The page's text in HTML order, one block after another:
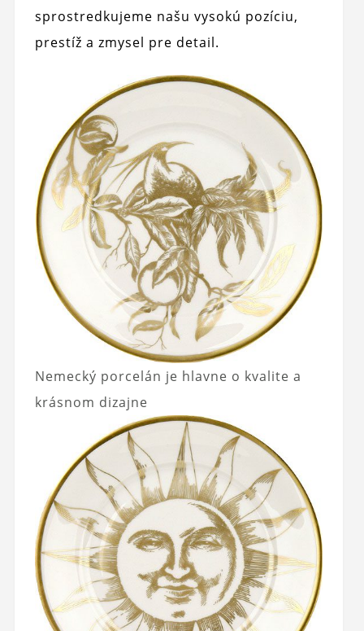
sprostredkujeme našu vysokú pozíciu,
prestíž a zmysel pre detail.
Nemecký porcelán je hlavne o kvalite a
krásnom dizajne